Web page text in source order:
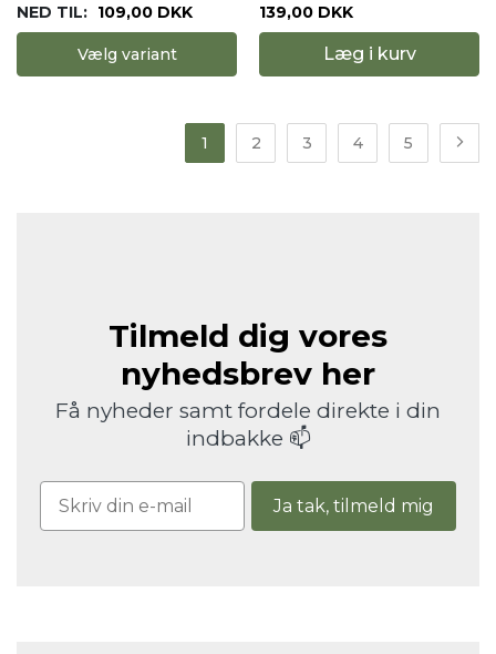
NED TIL: 109,00 DKK
Vælg variant
139,00 DKK
Læg i kurv
1 2 3 4 5
Tilmeld dig vores
nyhedsbrev her
Få nyheder samt fordele direkte i din
indbakke 📫
Ja tak, tilmeld mig